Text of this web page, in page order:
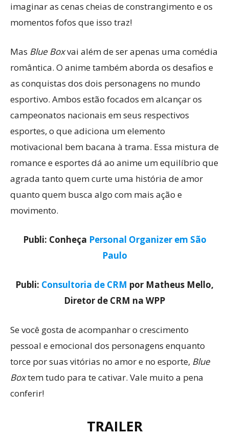
imaginar as cenas cheias de constrangimento e os
momentos fofos que isso traz!
Mas Blue Boxvai além de ser apenas uma comédia
romântica. O anime também aborda os desafios e
as conquistas dos dois personagens no mundo
esportivo. Ambos estão focados em alcançar os
campeonatos nacionais em seus respectivos
esportes, o que adiciona um elemento
motivacional bem bacana à trama. Essa mistura de
romance e esportes dá ao anime um equilíbrio que
agrada tanto quem curte uma história de amor
quanto quem busca algo com mais ação e
movimento.
Publi: Conheça Personal Organizer em São
Paulo
Publi: Consultoria de CRM por Matheus Mello,
Diretor de CRM na WPP
Se você gosta de acompanhar o crescimento
pessoal e emocional dos personagens enquanto
torce por suas vitórias no amor e no esporte, Blue
Boxtem tudo para te cativar. Vale muito a pena
conferir!
TRAILER